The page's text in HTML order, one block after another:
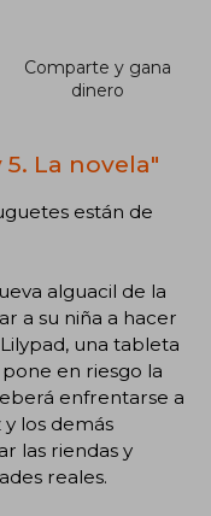
Comparte y gana
dinero
La novela"
están de
alguacil de la
a su niña a hacer
una tableta
en riesgo la
enfrentarse a
los demás
las riendas y
reales.